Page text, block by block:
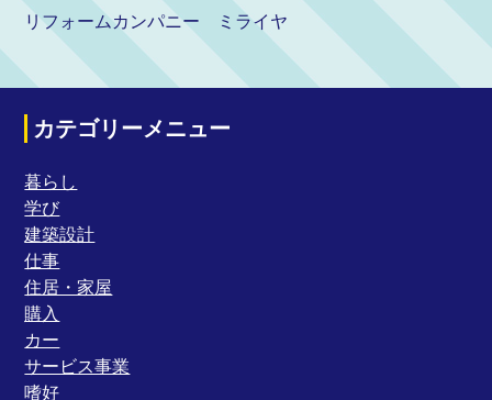
リフォームカンパニー ミライヤ
カテゴリーメニュー
暮らし
学び
建築設計
仕事
住居・家屋
購入
カー
サービス事業
嗜好